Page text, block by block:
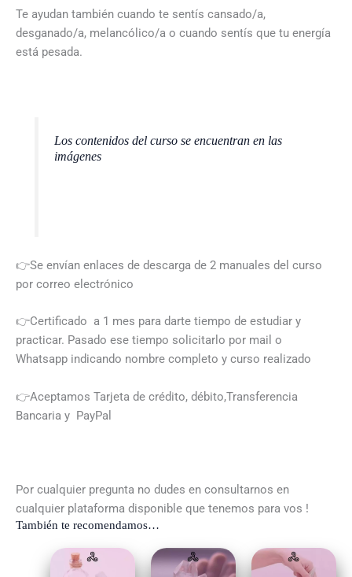
Te ayudan también cuando te sentís cansado/a,
desganado/a, melancólico/a o cuando sentís que tu energía
está pesada.
Los contenidos del curso se encuentran en las
imágenes
👉Se envían enlaces de descarga de 2 manuales del curso
por correo electrónico
👉Certificado a 1 mes para darte tiempo de estudiar y
practicar. Pasado ese tiempo solicitarlo por mail o
Whatsapp indicando nombre completo y curso realizado
👉Aceptamos Tarjeta de crédito, débito,Transferencia
Bancaria y PayPal
Por cualquier pregunta no dudes en consultarnos en
cualquier plataforma disponible que tenemos para vos !
También te recomendamos…